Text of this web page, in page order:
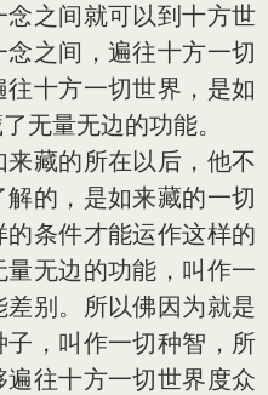
之间就可以到十方世
之间，遍往十方一切
十方一切世界，是如
无量无边的功能。
藏的所在以后，他不
的，是如来藏的一切
条件才能运作这样的
无边的功能，叫作一
别。所以佛因为就是
，叫作一切种智，所
往十方一切世界度众